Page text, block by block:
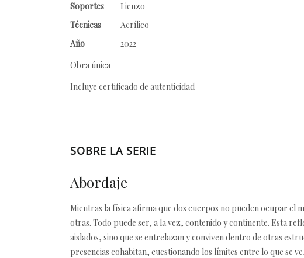
Soportes
Lienzo
Técnicas
Acrílico
Año
2022
Obra única
Incluye certificado de autenticidad
SOBRE LA SERIE
Abordaje
Mientras la física afirma que dos cuerpos no pueden ocupar el
otras. Todo puede ser, a la vez, contenido y continente. Esta
aislados, sino que se entrelazan y conviven dentro de otras
presencias cohabitan, cuestionando los límites entre lo que se